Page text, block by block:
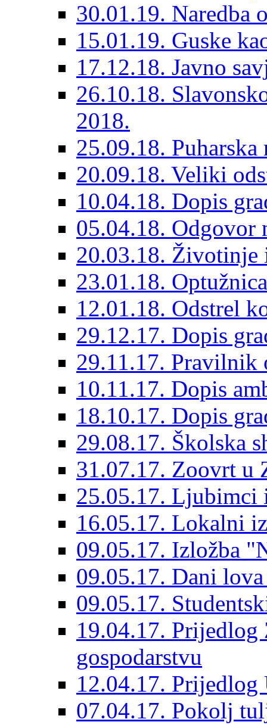
30.01.19. Naredba
15.01.19. Guske
17.12.18. Javno
26.10.18.
2018.
25.09.18. Puharska
20.09.18. Veliki
10.04.18. Dopis
05.04.18.
20.03.18. Životinje
23.01.18.
12.01.18. Odstrel
29.12.17. Dopis
29.11.17. Pravilnik
10.11.17. Dopis
18.10.17. Dopis
29.08.17. Školska
31.07.17. Zoovrt u
25.05.17. Ljubimci
16.05.17. Lokalni
09.05.17. Izložba
09.05.17. Dani
09.05.17.
19.04.17. Prijedlog
gospodarstvu
12.04.17. Prijedlog
07.04.17. Pokolj